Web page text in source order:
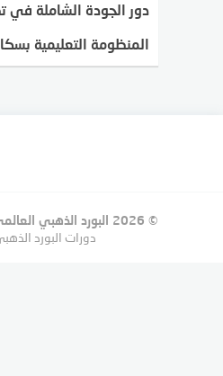
دور الجودة الشاملة
المنظومة التعليمية بسكاكا
© 2026 البورد الذهبي العالمي. من تطوير
دورات البورد